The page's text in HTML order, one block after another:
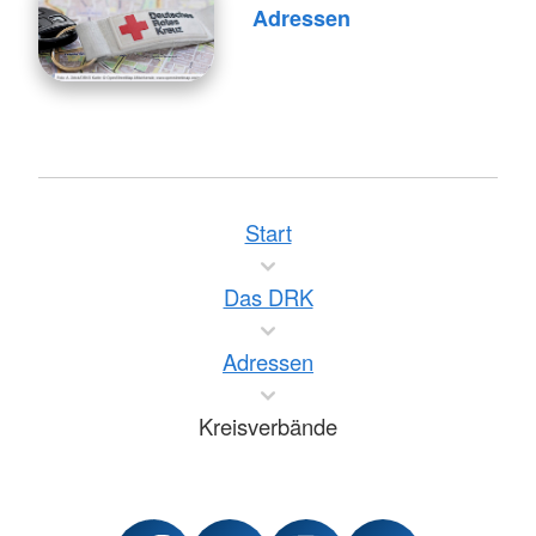
Adressen
Start
Das DRK
Adressen
Kreisverbände